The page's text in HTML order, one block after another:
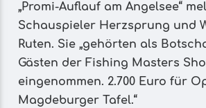
„Promi-Auflauf am Angelsee“
Schauspieler Herzsprung und
Ruten. Sie „gehörten als
Gästen der Fishing Masters
eingenommen. 2.700 Euro für
Magdeburger Tafel.“